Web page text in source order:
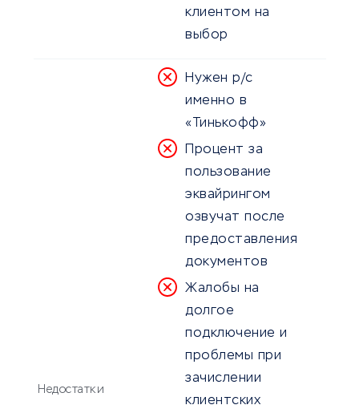
клиентом на
выбор
Недостатки
Нужен р/с
именно в
«Тинькофф»
Процент за
пользование
эквайрингом
озвучат после
предоставления
документов
Жалобы на
долгое
подключение и
проблемы при
зачислении
клиентских